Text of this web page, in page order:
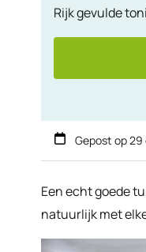
Rijk gevulde
Gepost op29
Een echt goede
natuurlijk met